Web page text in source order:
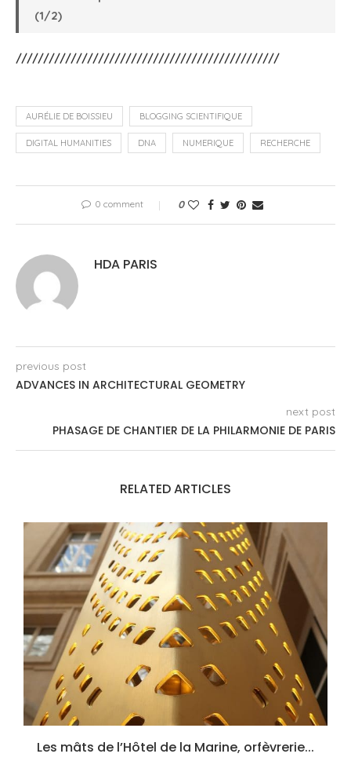
(1/2)
////////////////////////////////////////////////
AURÉLIE DE BOISSIEU BLOGGING SCIENTIFIQUE
DIGITAL HUMANITIES DNA NUMERIQUE RECHERCHE
0 comment 0
HDA PARIS
previous post
ADVANCES IN ARCHITECTURAL GEOMETRY
next post
PHASAGE DE CHANTIER DE LA PHILARMONIE DE PARIS
RELATED ARTICLES
Les mâts de l’Hôtel de la Marine, orfèvrerie...